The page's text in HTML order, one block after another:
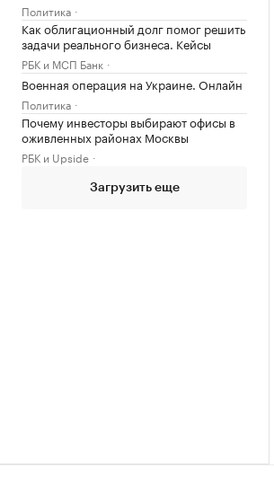
Политика
Как облигационный долг помог решить
задачи реального бизнеса. Кейсы
РБК и МСП Банк
Военная операция на Украине. Онлайн
Политика
Почему инвесторы выбирают офисы в
оживленных районах Москвы
РБК и Upside
Загрузить еще